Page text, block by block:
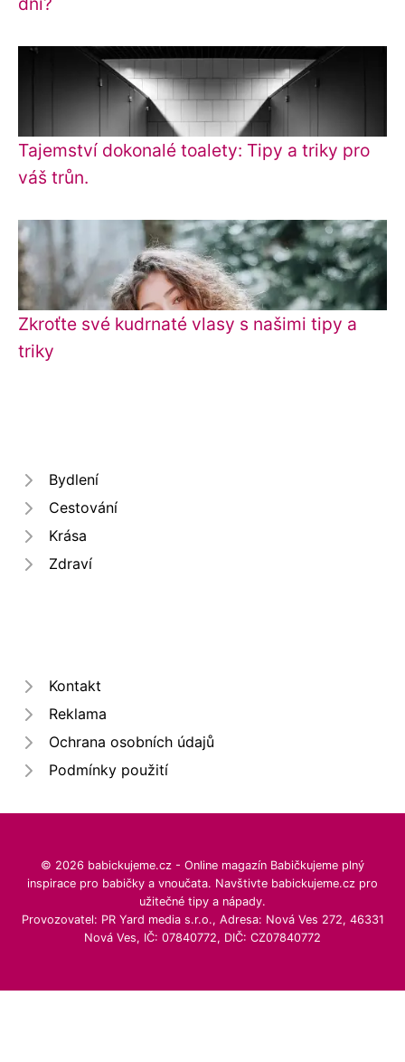
Tajemství dokonalé toalety: Tipy a triky pro
váš trůn.
Zkroťte své kudrnaté vlasy s našimi tipy a
triky
Bydlení
Cestování
Krása
Zdraví
Kontakt
Reklama
Ochrana osobních údajů
Podmínky použití
© 2026 babickujeme.cz - Online magazín Babičkujeme plný
inspirace pro babičky a vnoučata. Navštivte babickujeme.cz pro
užitečné tipy a nápady.
Provozovatel: PR Yard media s.r.o., Adresa: Nová Ves 272, 46331
Nová Ves, IČ: 07840772, DIČ: CZ07840772